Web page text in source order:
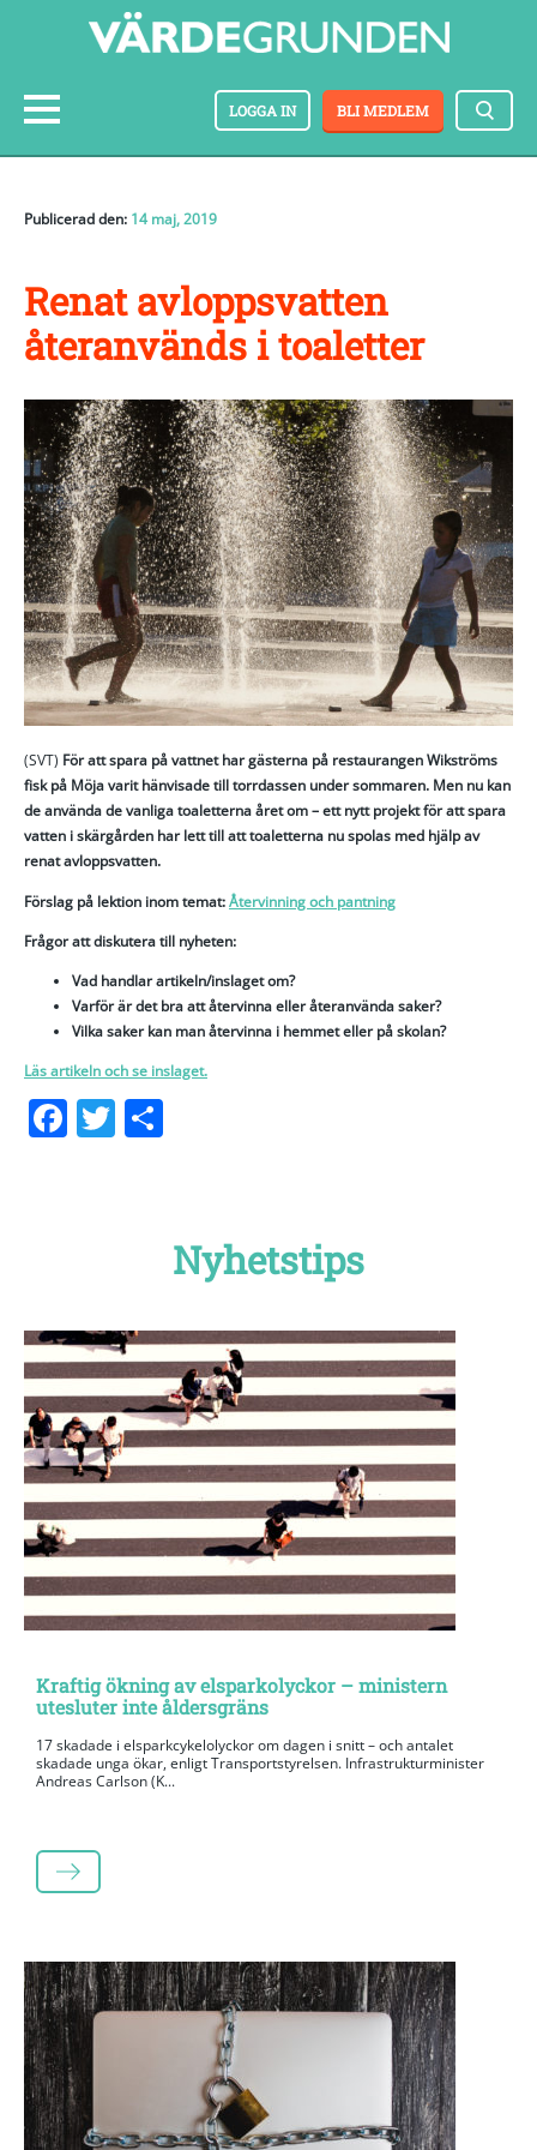
BLI MEDLEM
LOGGA IN
Publicerad den: 14 maj, 2019
Renat avloppsvatten
återanvänds i toaletter
(SVT) För att spara på vattnet har gästerna på restaurangen Wikströms
fisk på Möja varit hänvisade till torrdassen under sommaren. Men nu kan
de använda de vanliga toaletterna året om – ett nytt projekt för att spara
vatten i skärgården har lett till att toaletterna nu spolas med hjälp av
renat avloppsvatten.
Förslag på lektion inom temat:Återvinning och pantning
Frågor att diskutera till nyheten:
Vad handlar artikeln/inslaget om?
Varför är det bra att återvinna eller återanvända saker?
Vilka saker kan man återvinna i hemmet eller på skolan?
Läs artikeln och se inslaget.
Facebook
Twitter
Nyhetstips
Kraftig ökning av elsparkolyckor – ministern
utesluter inte åldersgräns
17 skadade i elsparkcykelolyckor om dagen i snitt – och antalet
skadade unga ökar, enligt Transportstyrelsen. Infrastrukturminister
Andreas Carlson (K...
LÄS MER